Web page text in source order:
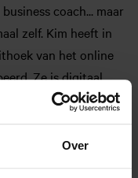
Over
coach... maar
zelf. Kim heeft in
van het online
Ze is digitaal
werkt samen met
DTG.nl. Linda.
Kruis.